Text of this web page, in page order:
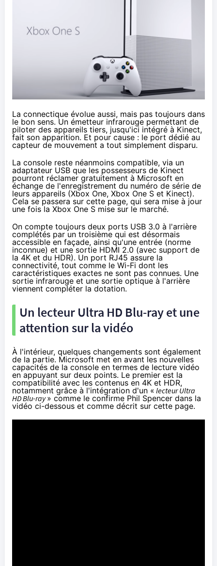
La connectique évolue aussi, mais pas toujours dans
le bon sens. Un émetteur infrarouge permettant de
piloter des appareils tiers, jusqu'ici intégré à Kinect,
fait son apparition. Et pour cause : le port dédié au
capteur de mouvement a tout simplement disparu.
La console reste néanmoins compatible, via un
adaptateur USB que les possesseurs de Kinect
pourront réclamer gratuitement à Microsoft en
échange de l'enregistrement du numéro de série de
leurs appareils (Xbox One, Xbox One S et Kinect).
Cela se passera sur cette page, qui sera mise à jour
une fois la Xbox One S mise sur le marché.
On compte toujours deux ports USB 3.0 à l'arrière
complétés par un troisième qui est désormais
accessible en façade, ainsi qu'une entrée (norme
inconnue) et une sortie HDMI 2.0 (avec support de
la 4K et du HDR). Un port RJ45 assure la
connectivité, tout comme le Wi-Fi dont les
caractéristiques exactes ne sont pas connues. Une
sortie infrarouge et une sortie optique à l'arrière
viennent compléter la dotation.
Un lecteur Ultra HD Blu-ray et une
attention sur la vidéo
À l'intérieur, quelques changements sont également
de la partie. Microsoft met en avant les nouvelles
capacités de la console en termes de lecture vidéo
en appuyant sur deux points. Le premier est la
compatibilité avec les contenus en 4K et HDR,
notamment grâce à l'intégration d'un « lecteur Ultra
HD Blu-ray» comme le confirme Phil Spencer dans la
vidéo ci-dessous et comme décrit sur cette page.